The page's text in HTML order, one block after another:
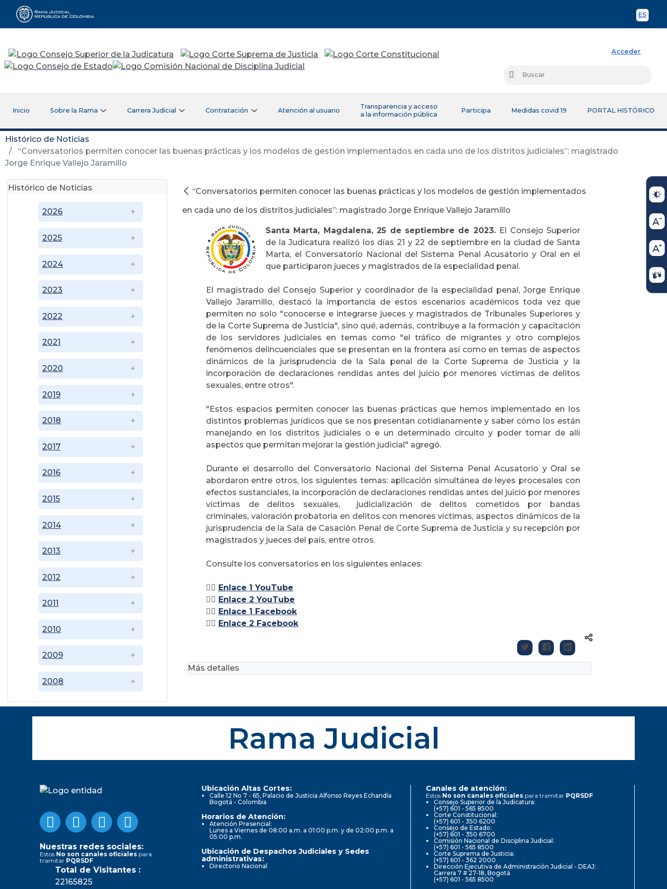
ES
Rama Judicial
Acceder
Buscar
Inicio Sobre la Rama Carrera Judicial Contratación Atención al usuario
Transparencia y acceso
a la información pública
Participa Medidas covid 19 PORTAL HISTÓRICO
Histórico de Noticias
“Conversatorios permiten conocer las buenas prácticas y los modelos de gestión implementados en cada uno de los distritos judiciales”: magistrado
Jorge Enrique Vallejo Jaramillo
Histórico de Noticias
2008
2009
2010
2011
2012
2013
2014
2015
2016
2017
2018
2019
2020
2021
2022
2023
2024
2025
2026
“Conversatorios permiten conocer las buenas prácticas y los modelos de gestión implementados
en cada uno de los distritos judiciales”: magistrado Jorge Enrique Vallejo Jaramillo
Santa Marta, Magdalena, 25 de septiembre de 2023. El Consejo Superior
de la Judicatura realizó los días 21 y 22 de septiembre en la ciudad de Santa
Marta, el Conversatorio Nacional del Sistema Penal Acusatorio y Oral en el
que participaron jueces y magistrados de la especialidad penal.
El magistrado del Consejo Superior y coordinador de la especialidad penal, Jorge Enrique
Vallejo Jaramillo, destacó la importancia de estos escenarios académicos toda vez que
permiten no solo "conocerse e integrarse jueces y magistrados de Tribunales Superiores y
de la Corte Suprema de Justicia", sino qué, además, contribuye a la formación y capacitación
de los servidores judiciales en temas como "el tráfico de migrantes y otro complejos
fenómenos delincuenciales que se presentan en la frontera así como en temas de aspectos
dinámicos de la jurisprudencia de la Sala penal de la Corte Suprema de Justicia y la
incorporación de declaraciones rendidas antes del juicio por menores víctimas de delitos
sexuales, entre otros".
"Estos espacios permiten conocer las buenas prácticas que hemos implementado en los
distintos problemas jurídicos que se nos presentan cotidianamente y saber cómo los están
manejando en los distritos judiciales o e un determinado circuito y poder tomar de allí
aspectos que permitan mejorar la gestión judicial" agregó.
Durante el desarrollo del Conversatorio Nacional del Sistema Penal Acusatorio y Oral se
abordaron entre otros, los siguientes temas: aplicación simultánea de leyes procesales con
efectos sustanciales, la incorporación de declaraciones rendidas antes del juicio por menores
víctimas de delitos sexuales, judicialización de delitos cometidos por bandas
criminales, valoración probatoria en delitos con menores víctimas, aspectos dinámicos de la
jurisprudencia de la Sala de Casación Penal de Corte Suprema de Justicia y su recepción por
magistrados y jueces del país, entre otros.
Consulte los conversatorios en los siguientes enlaces:
👉🏽 Enlace 1 YouTube
👉🏽 Enlace 2 YouTube
👉🏽 Enlace 1 Facebook
👉🏽 Enlace 2 Facebook
Más detalles
Rama Judicial
Nuestras redes sociales:
Estos No son canales oficiales para
tramitar PQRSDF
Total de Visitantes :
22165825
Ubicación Altas Cortes:
Calle 12 No 7 - 65, Palacio de Justicia Alfonso Reyes Echandía
Bogotá - Colombia
Horarios de Atención:
Atención Presencial:
Lunes a Viernes de 08:00 a.m. a 01:00 p.m. y de 02:00 p.m. a
05:00 p.m.
Ubicación de Despachos Judiciales y Sedes
administrativas:
Directorio Nacional
Canales de atención:
Estos No son canales oficiales para tramitar PQRSDF
Consejo Superior de la Judicatura:
(+57) 601 - 565 8500
Corte Constitucional:
(+57) 601 - 350 6200
Consejo de Estado:
(+57) 601 - 350 6700
Comisión Nacional de Disciplina Judicial:
(+57) 601 - 565 8500
Corte Suprema de Justicia:
(+57) 601 - 362 2000
Dirección Ejecutiva de Administración Judicial - DEAJ:
Carrera 7 # 27-18, Bogotá
(+57) 601 - 565 8500